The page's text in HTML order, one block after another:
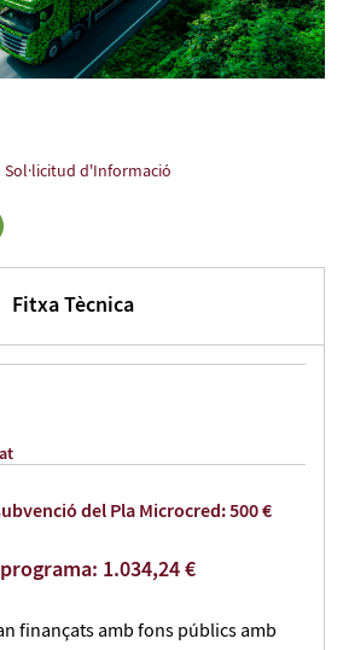
Sol·licitud d'Informació
Fitxa Tècnica
del Pla Microcred: 500 €
1.034,24 €
finançats amb fons públics amb